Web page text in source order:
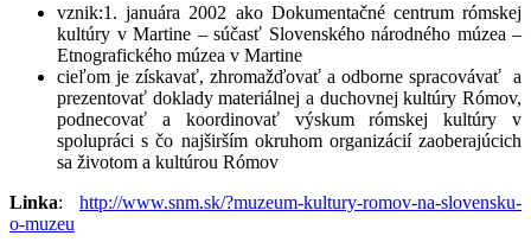
vznik:1. januára 2002 ako Dokumentačné centrum rómskej
kultúry v Martine – súčasť Slovenského národného múzea –
Etnografického múzea v Martine
cieľom je získavať, zhromažďovať a odborne spracovávať a
prezentovať doklady materiálnej a duchovnej kultúry Rómov,
podnecovať a koordinovať výskum rómskej kultúry v
spolupráci s čo najširším okruhom organizácií zaoberajúcich
sa životom a kultúrou Rómov
Linka: http://www.snm.sk/?muzeum-kultury-romov-na-slovensku-
o-muzeu